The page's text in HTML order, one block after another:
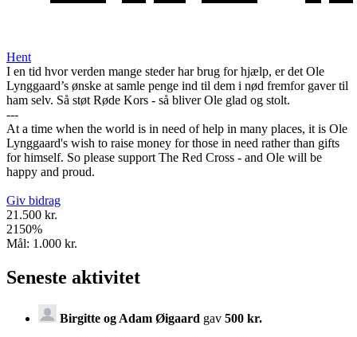
Hent
I en tid hvor verden mange steder har brug for hjælp, er det Ole
Lynggaard’s ønske at samle penge ind til dem i nød fremfor gaver til
ham selv. Så støt Røde Kors - så bliver Ole glad og stolt.
---
At a time when the world is in need of help in many places, it is Ole
Lynggaard's wish to raise money for those in need rather than gifts
for himself. So please support The Red Cross - and Ole will be
happy and proud.
Giv bidrag
21.500 kr.
2150%
Mål: 1.000 kr.
Seneste aktivitet
Birgitte og Adam Øigaard gav 500 kr.